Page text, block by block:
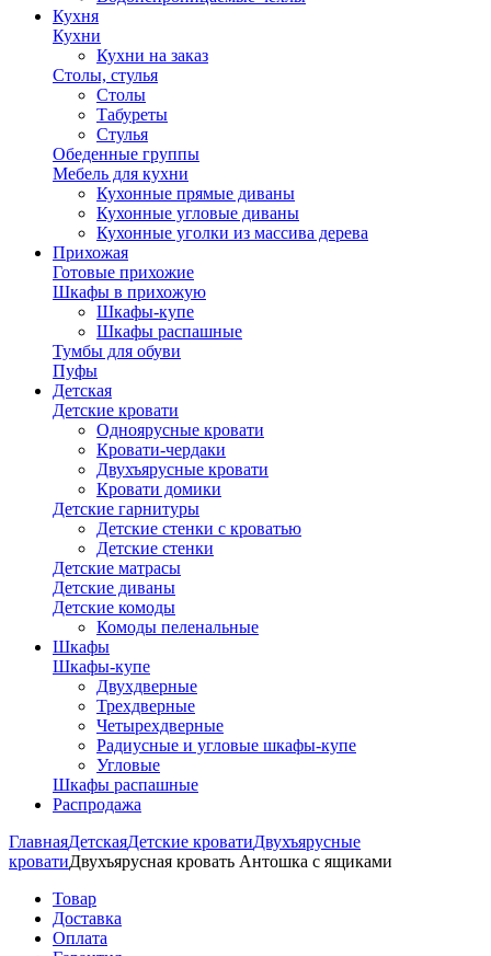
Кухня
Кухни
Кухни на заказ
Столы, стулья
Столы
Табуреты
Стулья
Обеденные группы
Мебель для кухни
Кухонные прямые диваны
Кухонные угловые диваны
Кухонные уголки из массива дерева
Прихожая
Готовые прихожие
Шкафы в прихожую
Шкафы-купе
Шкафы распашные
Тумбы для обуви
Пуфы
Детская
Детские кровати
Одноярусные кровати
Кровати-чердаки
Двухъярусные кровати
Кровати домики
Детские гарнитуры
Детские стенки с кроватью
Детские стенки
Детские матрасы
Детские диваны
Детские комоды
Комоды пеленальные
Шкафы
Шкафы-купе
Двухдверные
Трехдверные
Четырехдверные
Радиусные и угловые шкафы-купе
Угловые
Шкафы распашные
Распродажа
ГлавнаяДетскаяДетские кроватиДвухъярусные
кроватиДвухъярусная кровать Антошка с ящиками
Товар
Доставка
Оплата